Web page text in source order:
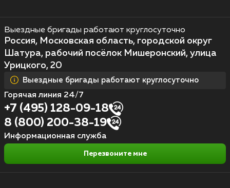
Выездные бригады работают круглосуточно
Россия, Московская область, городской округ
Шатура, рабочий посёлок Мишеронский, улица
Урицкого, 20
Выездные бригады работают круглосуточно
Горячая линия 24/7
+7 (495) 128-09-18
8 (800) 200-38-19
Информационная служба
Перезвоните мне